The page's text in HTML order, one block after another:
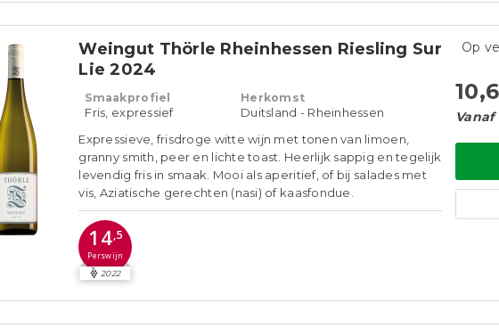
Weingut Thörle Rheinhessen Riesling Sur
Lie 2024
Smaakprofiel
Fris, expressief
Herkomst
Duitsland - Rheinhessen
Expressieve, frisdroge witte wijn met tonen van limoen,
granny smith, peer en lichte toast. Heerlijk sappig en tegelijk
levendig fris in smaak. Mooi als aperitief, of bij salades met
vis, Aziatische gerechten (nasi) of kaasfondue.
14,5
Perswijn
2022
Op
Vanaf